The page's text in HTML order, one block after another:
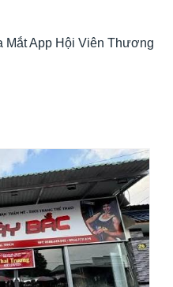
Mắt App Hội Viên Thương